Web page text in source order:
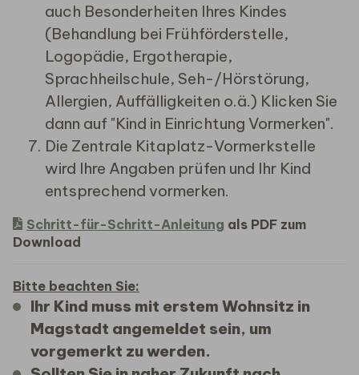
auch Besonderheiten Ihres Kindes
(Behandlung bei Frühförderstelle,
Logopädie, Ergotherapie,
Sprachheilschule, Seh-/Hörstörung,
Allergien, Auffälligkeiten o.ä.) Klicken Sie
dann auf "Kind in Einrichtung Vormerken".
Die Zentrale Kitaplatz-Vormerkstelle
wird Ihre Angaben prüfen und Ihr Kind
entsprechend vormerken.
Schritt-für-Schritt-Anleitung als PDF zum
Download
Bitte beachten Sie:
Ihr Kind muss mit erstem Wohnsitz in
Magstadt angemeldet sein, um
vorgemerkt zu werden.